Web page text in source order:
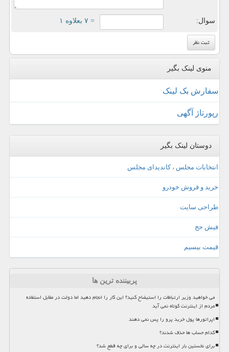
سوال: = ۷ بعلاوه ۱
منوی لینک بگیر
سفارش بک لینک
رپورتاژ آگهی
دوستان لینک بگیر
انتخابات مجلس ، کاندیدای مجلس
خرید و فروش خودرو
طراحی سایت
فیش حج
قیمت بیسیم
پربیننده ترین ها
می خواهید وزیر ارتباطات را استیضاح کنید؟ این کار را انجام دهید اما دولت در مقابل استفاده
مردم از اینترنت کوتاه نمی آید
اپراتورها پول خرید پرو را پس نمی دهند
کدام حساب ها حذف شدند؟
برای نخستین بار اینترنت در چه سالی و برای چه قطع شد؟